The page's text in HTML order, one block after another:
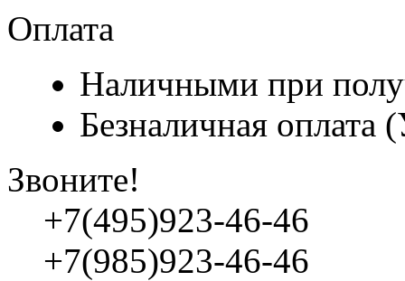
Оплата
Наличными при
Безналичная
Звоните!
+7(495)923-46-46
+7(985)923-46-46